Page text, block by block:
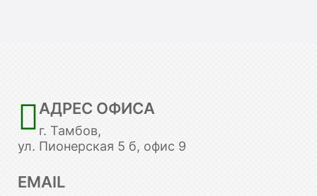
АДРЕС ОФИСА
г. Тамбов,
ул. Пионерская 5 б, офис 9
EMAIL